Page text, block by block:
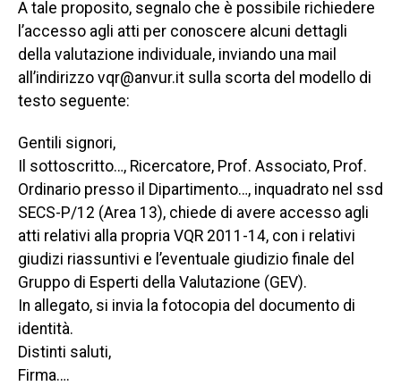
A tale proposito, segnalo che è possibile richiedere
l’accesso agli atti per conoscere alcuni dettagli
della valutazione individuale, inviando una mail
all’indirizzo vqr@anvur.it sulla scorta del modello di
testo seguente:
Gentili signori,
Il sottoscritto…, Ricercatore, Prof. Associato, Prof.
Ordinario presso il Dipartimento…, inquadrato nel ssd
SECS-P/12 (Area 13), chiede di avere accesso agli
atti relativi alla propria VQR 2011-14, con i relativi
giudizi riassuntivi e l’eventuale giudizio finale del
Gruppo di Esperti della Valutazione (GEV).
In allegato, si invia la fotocopia del documento di
identità.
Distinti saluti,
Firma….